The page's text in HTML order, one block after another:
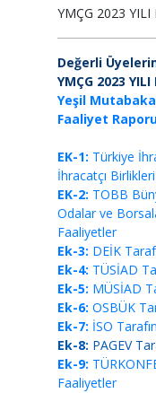
YMÇG 2023 YILI
Değerli
YMÇG 2023 YILI
Yeşil
Faaliyet
EK-1: Türkiye
İhracatçı
EK-2: TOBB
Odalar ve
Faaliyetler
Ek-3: DEİK
Ek-4: TÜSİAD
Ek-5: MÜSİAD
Ek-6: OSBÜK
Ek-7: İSO
Ek-8: PAGEV
Ek-9:
Faaliyetler